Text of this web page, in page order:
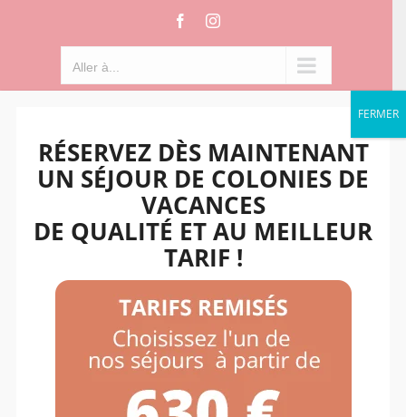
FacebookInstagram
Aller à...
Dates séjours 100%
Equitation
RÉSERVEZ DÈS MAINTENANT
UN SÉJOUR DE COLONIES DE
VACANCES
DE QUALITÉ ET AU MEILLEUR
TARIF !
FERMER